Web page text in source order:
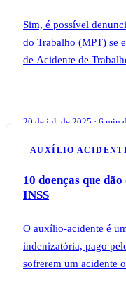
Sim, é possível
do Trabalho (MPT) se
de Acidente de
20 de jul. de 2025 · 6 min
AUXÍLIO
10 doenças que
INSS
O auxílio-acidente é
indenizatória, pago
sofrerem um acidente